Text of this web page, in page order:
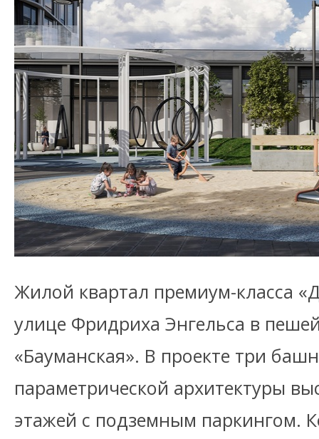
Жилой квартал премиум-класса
улице Фридриха Энгельса в
«Бауманская». В проекте три
параметрической архитектуры
этажей с подземным паркингом.